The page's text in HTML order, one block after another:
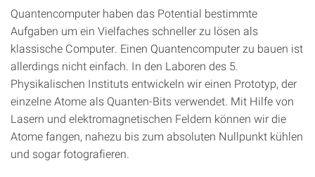
Quantencomputer haben das Potential bestimmte
Aufgaben um ein Vielfaches schneller zu lösen als
klassische Computer. Einen Quantencomputer zu bauen ist
allerdings nicht einfach. In den Laboren des 5.
Physikalischen Instituts entwickeln wir einen Prototyp, der
einzelne Atome als Quanten-Bits verwendet. Mit Hilfe von
Lasern und elektromagnetischen Feldern können wir die
Atome fangen, nahezu bis zum absoluten Nullpunkt kühlen
und sogar fotografieren.